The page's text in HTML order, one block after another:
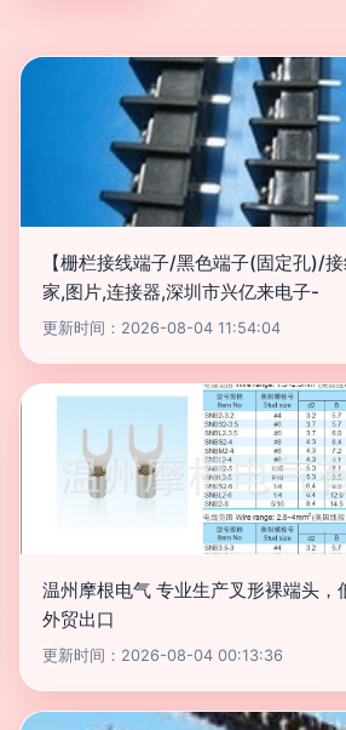
【栅栏接线端子/黑色端子(固定孔)/
家,图片,连接器,深圳市兴亿来电子-
更新时间：2026-08-04 11:54:04
温州摩根电气 专业生产叉形裸端头，
外贸出口
更新时间：2026-08-04 00:13:36